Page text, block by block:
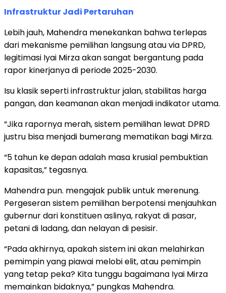
Infrastruktur Jadi Pertaruhan
Lebih jauh, Mahendra menekankan bahwa terlepas
dari mekanisme pemilihan langsung atau via DPRD,
legitimasi Iyai Mirza akan sangat bergantung pada
rapor kinerjanya di periode 2025-2030.
Isu klasik seperti infrastruktur jalan, stabilitas harga
pangan, dan keamanan akan menjadi indikator utama.
“Jika rapornya merah, sistem pemilihan lewat DPRD
justru bisa menjadi bumerang mematikan bagi Mirza.
“5 tahun ke depan adalah masa krusial pembuktian
kapasitas,” tegasnya.
Mahendra pun. mengajak publik untuk merenung.
Pergeseran sistem pemilihan berpotensi menjauhkan
gubernur dari konstituen aslinya, rakyat di pasar,
petani di ladang, dan nelayan di pesisir.
“Pada akhirnya, apakah sistem ini akan melahirkan
pemimpin yang piawai melobi elit, atau pemimpin
yang tetap peka? Kita tunggu bagaimana Iyai Mirza
memainkan bidaknya,” pungkas Mahendra.